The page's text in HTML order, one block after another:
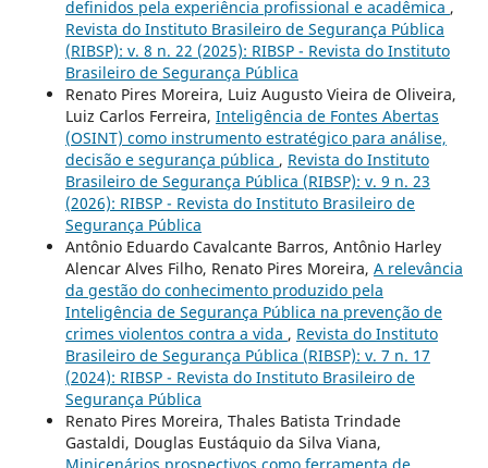
definidos pela experiência profissional e acadêmica ,
Revista do Instituto Brasileiro de Segurança Pública
(RIBSP): v. 8 n. 22 (2025): RIBSP - Revista do Instituto
Brasileiro de Segurança Pública
Renato Pires Moreira, Luiz Augusto Vieira de Oliveira,
Luiz Carlos Ferreira, Inteligência de Fontes Abertas
(OSINT) como instrumento estratégico para análise,
decisão e segurança pública , Revista do Instituto
Brasileiro de Segurança Pública (RIBSP): v. 9 n. 23
(2026): RIBSP - Revista do Instituto Brasileiro de
Segurança Pública
Antônio Eduardo Cavalcante Barros, Antônio Harley
Alencar Alves Filho, Renato Pires Moreira, A relevância
da gestão do conhecimento produzido pela
Inteligência de Segurança Pública na prevenção de
crimes violentos contra a vida , Revista do Instituto
Brasileiro de Segurança Pública (RIBSP): v. 7 n. 17
(2024): RIBSP - Revista do Instituto Brasileiro de
Segurança Pública
Renato Pires Moreira, Thales Batista Trindade
Gastaldi, Douglas Eustáquio da Silva Viana,